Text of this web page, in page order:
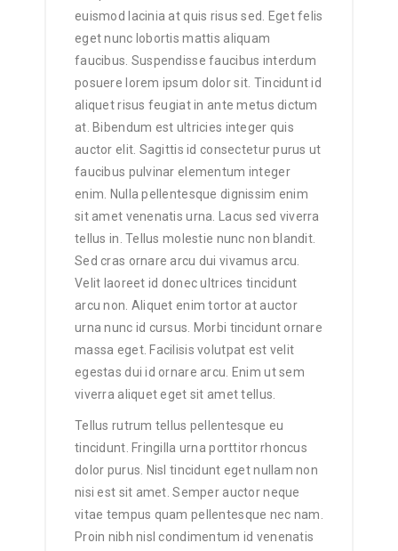
euismod lacinia at quis risus sed. Eget felis
eget nunc lobortis mattis aliquam
faucibus. Suspendisse faucibus interdum
posuere lorem ipsum dolor sit. Tincidunt id
aliquet risus feugiat in ante metus dictum
at. Bibendum est ultricies integer quis
auctor elit. Sagittis id consectetur purus ut
faucibus pulvinar elementum integer
enim. Nulla pellentesque dignissim enim
sit amet venenatis urna. Lacus sed viverra
tellus in. Tellus molestie nunc non blandit.
Sed cras ornare arcu dui vivamus arcu.
Velit laoreet id donec ultrices tincidunt
arcu non. Aliquet enim tortor at auctor
urna nunc id cursus. Morbi tincidunt ornare
massa eget. Facilisis volutpat est velit
egestas dui id ornare arcu. Enim ut sem
viverra aliquet eget sit amet tellus.
Tellus rutrum tellus pellentesque eu
tincidunt. Fringilla urna porttitor rhoncus
dolor purus. Nisl tincidunt eget nullam non
nisi est sit amet. Semper auctor neque
vitae tempus quam pellentesque nec nam.
Proin nibh nisl condimentum id venenatis